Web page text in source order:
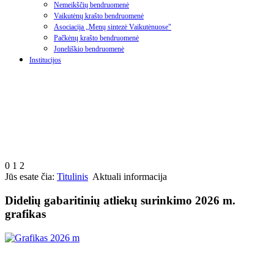
Nemeikščių bendruomenė
Vaikutėnų krašto bendruomenė
Asociacija „Menų sintezė Vaikutėnuose"
Pačkėnų krašto bendruomenė
Joneliškio bendruomenė
Institucijos
0 1 2
Jūs esate čia: Titulinis Aktuali informacija
Didelių gabaritinių atliekų surinkimo 2026 m.
grafikas